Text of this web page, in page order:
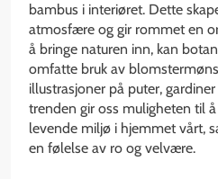
bambus i interiøret. Dette
atmosfære og gir rommet en
å bringe naturen inn, kan
omfatte bruk av
illustrasjoner på puter,
trenden gir oss muligheten til
levende miljø i hjemmet vårt,
en følelse av ro og velvære.